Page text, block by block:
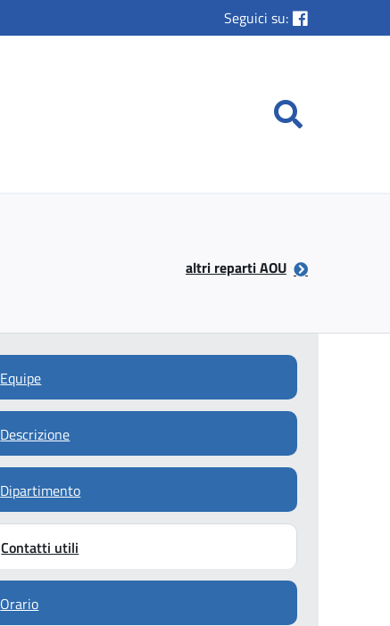
Seguici su:
altri reparti AOU
Equipe
Descrizione
Dipartimento
Contatti utili
Orario